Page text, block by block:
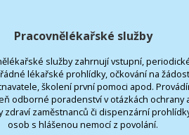
Pracovnělékařské služby
služby zahrnují vstupní,
lékařské prohlídky, očkování na žádost
školení první pomoci apod.
odborné poradenství v otázkách ochrany
zdraví zaměstnanců či dispenzární
osob s hlášenou nemocí z povolání.